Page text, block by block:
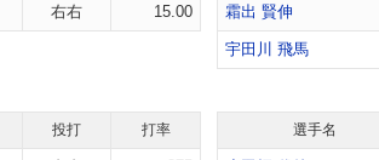
右右 15.00 霜出 賢伸
宇田川 飛馬
投打 打率 選手名